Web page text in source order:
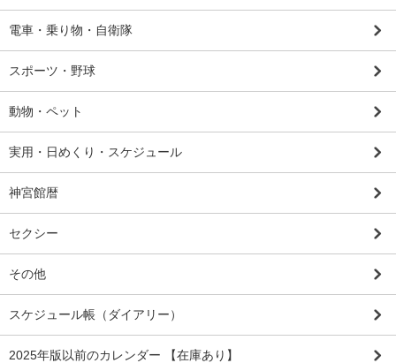
電車・乗り物・自衛隊
スポーツ・野球
動物・ペット
実用・日めくり・スケジュール
神宮館暦
セクシー
その他
スケジュール帳（ダイアリー）
2025年版以前のカレンダー 【在庫あり】